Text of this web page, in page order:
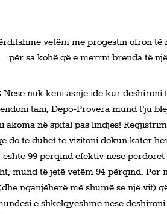
vetëm me progestin ofron të
për sa kohë që e merrni brenda të
Nëse nuk keni asnjë ide kur dëshironi
tani, Depo-Provera mund t’ju
akoma në spital pas lindjes!
do të duhet të vizitoni dokun katër
99 përqind efektiv nëse
mund të jetë vetëm 94 përqind. Por
nganjëherë më shumë se një vit)
e shkëlqyeshme nëse